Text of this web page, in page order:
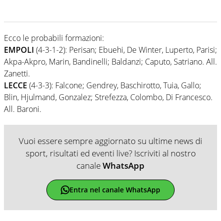
Ecco le probabili formazioni:
EMPOLI (4-3-1-2): Perisan; Ebuehi, De Winter, Luperto, Parisi;
Akpa-Akpro, Marin, Bandinelli; Baldanzi; Caputo, Satriano. All.
Zanetti.
LECCE (4-3-3): Falcone; Gendrey, Baschirotto, Tuia, Gallo;
Blin, Hjulmand, Gonzalez; Strefezza, Colombo, Di Francesco.
All. Baroni.
Vuoi essere sempre aggiornato su ultime news di
sport, risultati ed eventi live? Iscriviti al nostro
canaleWhatsApp
Entra nel canale WhatsApp